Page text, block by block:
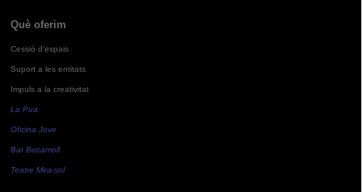
Què oferim
Cessió d'espais
Suport a les entitats
Impuls a la creativitat
La Pua
Oficina Jove
Bar Bocamoll
Teatre Mira-sol